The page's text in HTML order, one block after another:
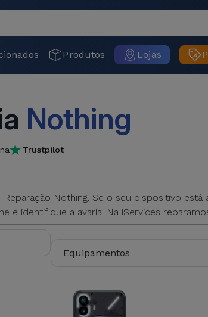
Produtos Lojas
Nothing
Trustpilot
Nothing. Se o seu dispositivo
e identifique a avaria. Na iServices